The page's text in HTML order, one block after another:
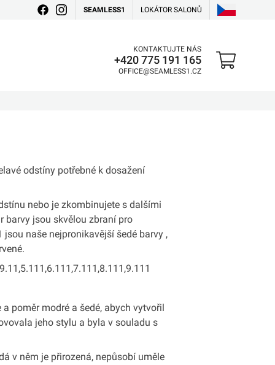
SEAMLESS1 LOKÁTOR SALONŮ
KONTAKTUJTE NÁS
+420 775 191 165
OFFICE@SEAMLESS1.CZ
odstíny potřebné k dosažení
nebo je zkombinujete s dalšími
barvy jsou skvělou zbraní pro
naše nejpronikavější šedé barvy ,
poměr modré a šedé, abych vytvořil
jeho stylu a byla v souladu s
v něm je přirozená, nepůsobí uměle